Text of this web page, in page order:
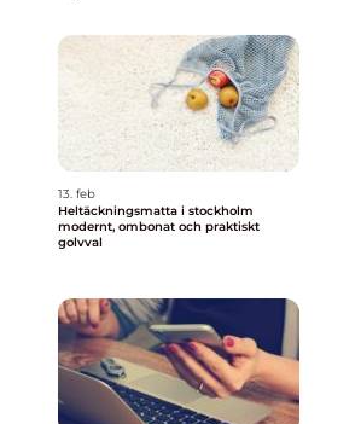
13. feb
Heltäckningsmatta i stockholm
modernt, ombonat och praktiskt
golvval